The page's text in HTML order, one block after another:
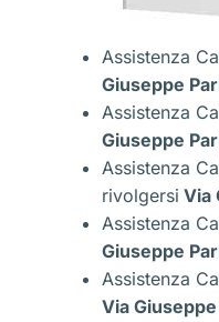
Assistenza
Giuseppe
Assistenza
Giuseppe
Assistenza
rivolgersi Via
Assistenza
Giuseppe
Assistenza
Via